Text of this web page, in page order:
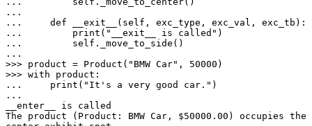
...
...     def __exit__(self, exc_type, exc_val, exc_tb):
...         print("__exit__ is called")
...         self._move_to_side()
...
>>> product = Product("BMW Car", 50000)
>>> with product:
...     print("It's a very good car.")
...
__enter__ is called
The product (Product: BMW Car, $50000.00) occupies the